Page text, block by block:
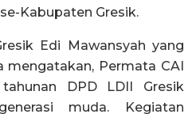
Kabupaten Gresik.
Edi Mawansyah yang
mengatakan, Permata CAI
DPD LDII Gresik
muda. Kegiatan